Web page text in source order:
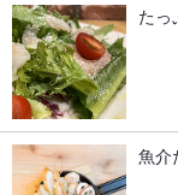
たっ
魚介